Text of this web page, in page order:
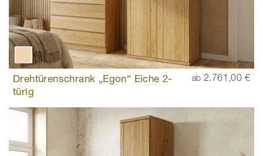
Drehtürenschrank „Egon“ Eiche 2-
türig
ab 2.761,00 €